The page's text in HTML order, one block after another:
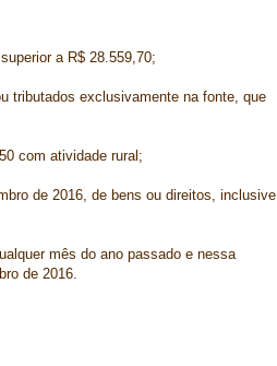
a R$ 28.559,70;
tributados exclusivamente na fonte, que
com atividade rural;
de 2016, de bens ou direitos, inclusive
mês do ano passado e nessa
de 2016.